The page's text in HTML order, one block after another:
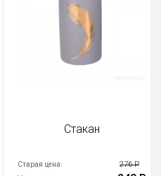
Стакан
Старая цена: 276 Р